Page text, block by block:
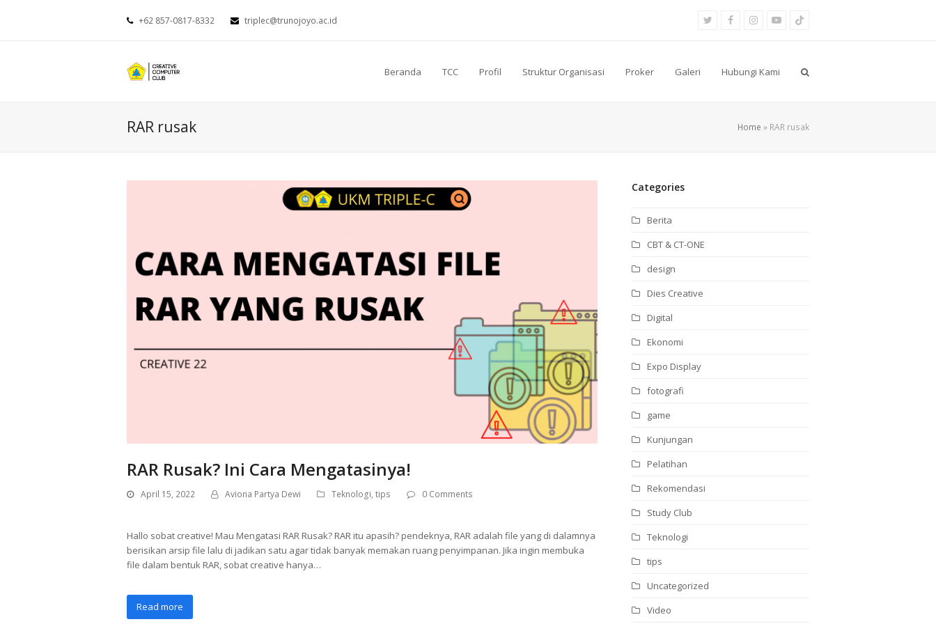
+62 857-0817-8332 triplec@trunojoyo.ac.id TwitterFacebookInstagram
YoutubeTiktok
Beranda TCC Profil Struktur Organisasi Proker Galeri Hubungi Kami
RAR rusak Home » RAR rusak
RAR Rusak? Ini Cara Mengatasinya!
April 15, 2022 Aviona Partya Dewi Teknologi, tips 0 Comments
Hallo sobat creative! Mau Mengatasi RAR Rusak? RAR itu apasih? pendeknya, RAR adalah file yang di dalamnya
berisikan arsip file lalu di jadikan satu agar tidak banyak memakan ruang penyimpanan. Jika ingin membuka
file dalam bentuk RAR, sobat creative hanya…
Read more
Categories
Berita
CBT & CT-ONE
design
Dies Creative
Digital
Ekonomi
Expo Display
fotografi
game
Kunjungan
Pelatihan
Rekomendasi
Study Club
Teknologi
tips
Uncategorized
Video